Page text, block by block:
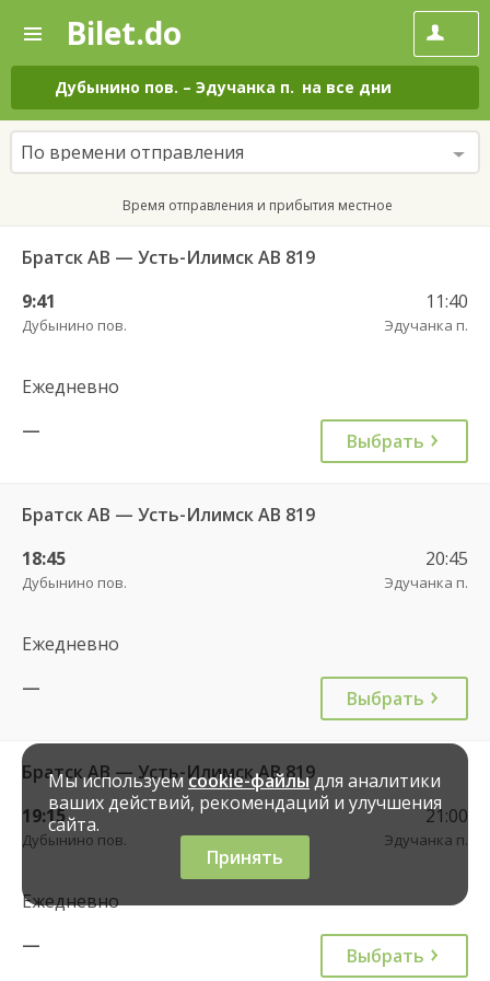
—
Поиск
и
покупка
билетов
на
автобус
онлайн
Bilet.do
Дубынино пов. – Эдучанка п. на все дни
По времени отправления
Время отправления и прибытия местное
Братск АВ — Усть-Илимск АВ 819
9:41
Дубынино пов.
11:40
Эдучанка п.
Ежедневно
—
Выбрать
Братск АВ — Усть-Илимск АВ 819
18:45
Дубынино пов.
20:45
Эдучанка п.
Ежедневно
—
Выбрать
Братск АВ — Усть-Илимск АВ 819
19:15
Дубынино пов.
21:00
Эдучанка п.
Ежедневно
—
Выбрать
Мы используемcookie-файлыдля аналитики
ваших действий, рекомендаций и улучшения
сайта.
Принять